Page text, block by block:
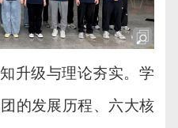
升级与理论夯实。学
的发展历程、六大核